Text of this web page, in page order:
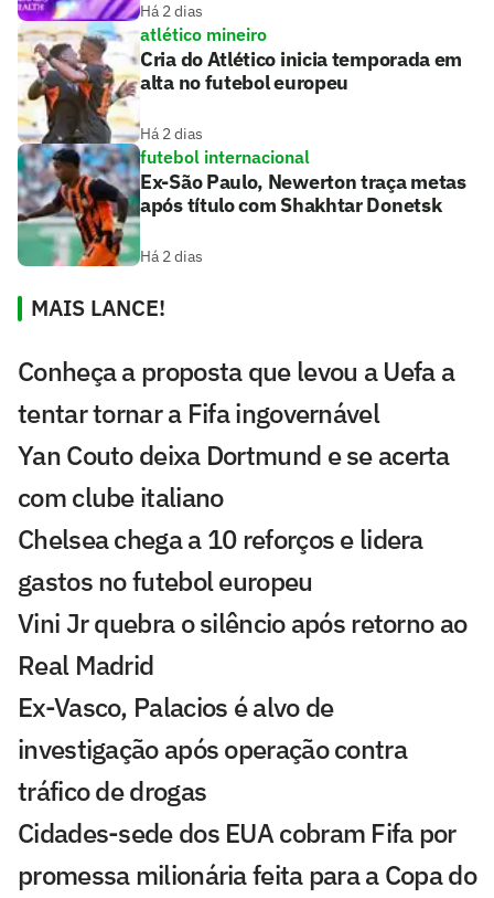
Há 2 dias
atlético mineiro
Cria do Atlético inicia temporada em
alta no futebol europeu
Há 2 dias
futebol internacional
Ex-São Paulo, Newerton traça metas
após título com Shakhtar Donetsk
Há 2 dias
MAIS LANCE!
Conheça a proposta que levou a Uefa a
tentar tornar a Fifa ingovernável
Yan Couto deixa Dortmund e se acerta
com clube italiano
Chelsea chega a 10 reforços e lidera
gastos no futebol europeu
Vini Jr quebra o silêncio após retorno ao
Real Madrid
Ex-Vasco, Palacios é alvo de
investigação após operação contra
tráfico de drogas
Cidades-sede dos EUA cobram Fifa por
promessa milionária feita para a Copa do